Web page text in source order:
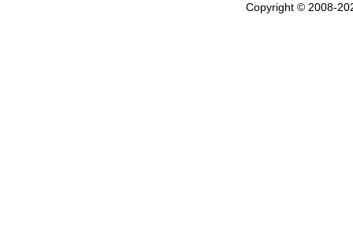
Copyright © 2008-